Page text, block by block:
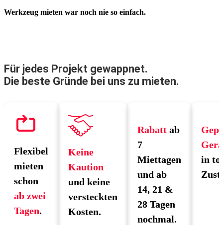
Werkzeug mieten war noch nie so einfach.
Für jedes Projekt gewappnet.
Die beste Gründe bei uns zu mieten.
Flexibel
mieten
schon
ab zwei
Tagen.
Keine
Kaution
und keine
versteckten
Kosten.
Rabatt ab
7
Miettagen
und ab
14, 21 &
28 Tagen
nochmal.
in